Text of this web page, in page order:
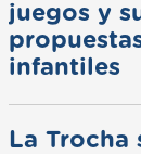
juegos y
infantiles
La Trocha